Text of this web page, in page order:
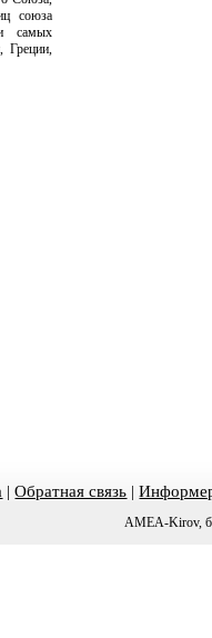
союза
самых
Греции,
|Обратная связь |
AMEA-Kirov,